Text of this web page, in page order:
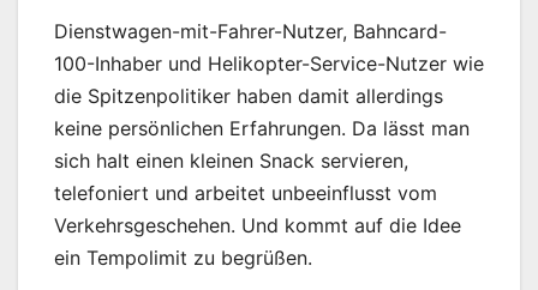
Dienstwagen-mit-Fahrer-Nutzer, Bahncard-
100-Inhaber und Helikopter-Service-Nutzer wie
die Spitzenpolitiker haben damit allerdings
keine persönlichen Erfahrungen. Da lässt man
sich halt einen kleinen Snack servieren,
telefoniert und arbeitet unbeeinflusst vom
Verkehrsgeschehen. Und kommt auf die Idee
ein Tempolimit zu begrüßen.